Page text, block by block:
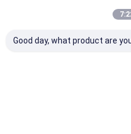
Good day, what product are